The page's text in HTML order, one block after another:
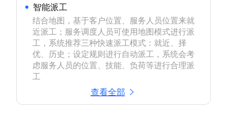
智能派工
结合地图，基于客户位置、服务人员位置来就
近派工；服务调度人员可使用地图模式进行派
工，系统推荐三种快速派工模式：就近、择
优、历史；设定规则进行自动派工，系统会考
虑服务人员的位置、技能、负荷等进行合理派
工
查看全部